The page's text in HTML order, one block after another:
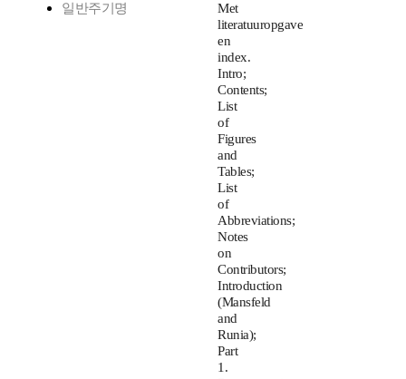
일반주기명
Met
literatuuropgave
en
index.
Intro;
Contents;
List
of
Figures
and
Tables;
List
of
Abbreviations;
Notes
on
Contributors;
Introduction
(Mansfeld
and
Runia);
Part
1.